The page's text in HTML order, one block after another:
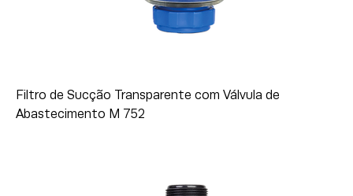
Filtro de Sucção Transparente com Válvula de
Abastecimento M 752